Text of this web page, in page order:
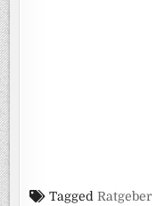
TaggedRatgeber